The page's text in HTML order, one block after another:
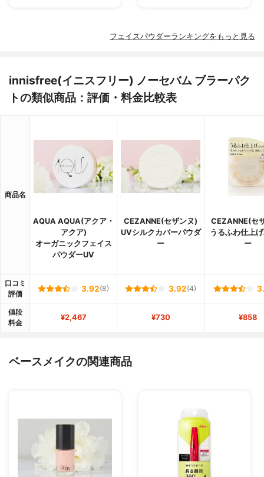
フェイスパウダーランキングをもっと見る
innisfree(イニスフリー) ノーセバム ブラーパク
トの類似商品：評価・料金比較表
商品名
AQUA AQUA(アクア・
アクア)
オーガニックフェイス
パウダーUV
CEZANNE(セザンヌ)
UVシルクカバーパウダ
ー
CEZANNE(セ
うるふわ仕上
ー
口コミ
評価
3.92(8) 3.92(4)
値段
料金
¥2,467 ¥730 ¥858
ベースメイクの関連商品